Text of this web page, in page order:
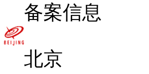
备案信息
北京